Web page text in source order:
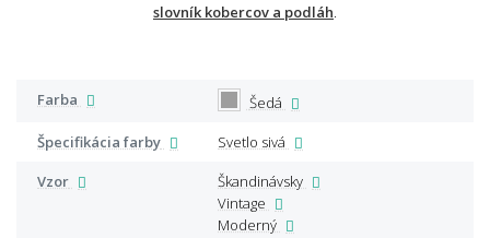
slovník kobercov a podláh
Farba
Šedá
Špecifikácia farby
Svetlo sivá
Vzor
Škandinávsky
Vintage
Moderný